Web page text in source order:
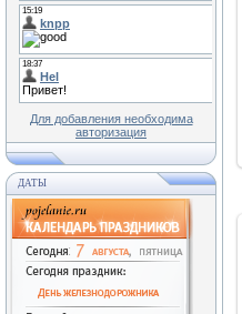
Для добавления необходима
авторизация
ДАТЫ